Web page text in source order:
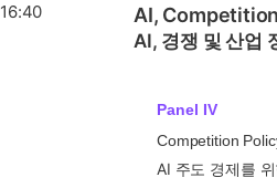
16:40
AI,
AI, 경쟁 및 산업
Panel IV
Competition
AI 주도 경제를